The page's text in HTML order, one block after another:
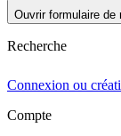
Ouvrir formulaire de
Recherche
Connexion ou
Compte